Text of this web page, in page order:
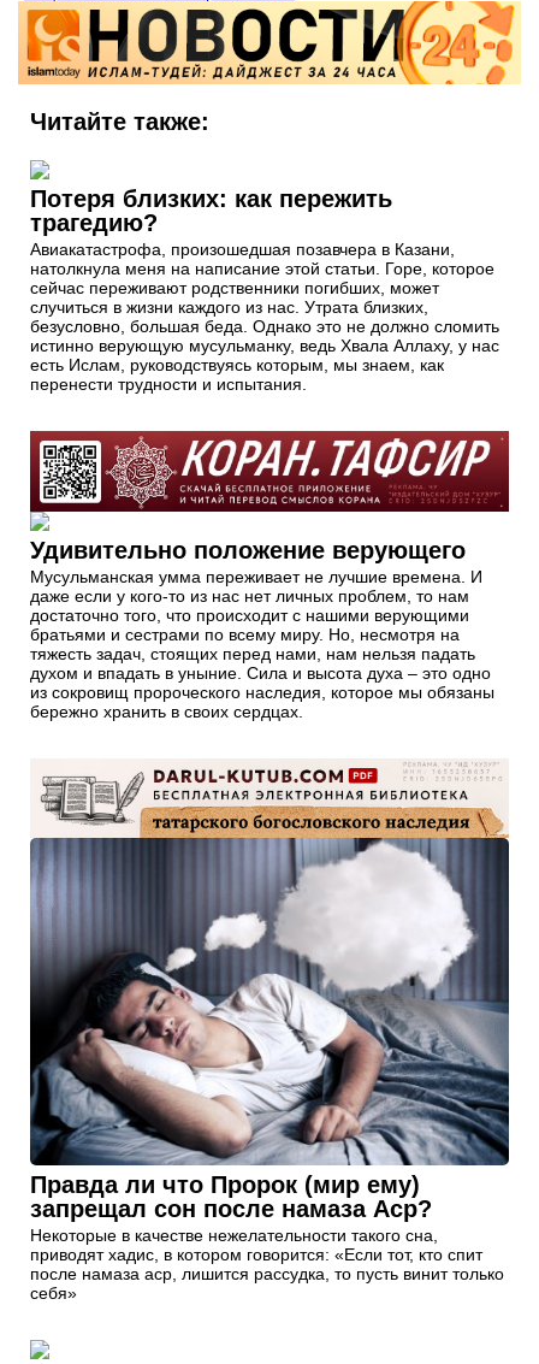
Читайте также:
Потеря близких: как пережить
трагедию?
Авиакатастрофа, произошедшая позавчера в Казани,
натолкнула меня на написание этой статьи. Горе, которое
сейчас переживают родственники погибших, может
случиться в жизни каждого из нас. Утрата близких,
безусловно, большая беда. Однако это не должно сломить
истинно верующую мусульманку, ведь Хвала Аллаху, у нас
есть Ислам, руководствуясь которым, мы знаем, как
перенести трудности и испытания.
Удивительно положение верующего
Мусульманская умма переживает не лучшие времена. И
даже если у кого-то из нас нет личных проблем, то нам
достаточно того, что происходит с нашими верующими
братьями и сестрами по всему миру. Но, несмотря на
тяжесть задач, стоящих перед нами, нам нельзя падать
духом и впадать в уныние. Сила и высота духа – это одно
из сокровищ пророческого наследия, которое мы обязаны
бережно хранить в своих сердцах.
Правда ли что Пророк (мир ему)
запрещал сон после намаза Аср?
Некоторые в качестве нежелательности такого сна,
приводят хадис, в котором говорится: «Если тот, кто спит
после намаза аср, лишится рассудка, то пусть винит только
себя»